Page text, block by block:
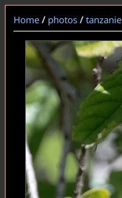
Home / photos / tanzanie